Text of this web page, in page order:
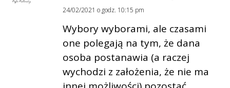
24/02/2021 o godz. 10:15 pm
Wybory wyborami, ale czasami
one polegają na tym, że dana
osoba postanawia (a raczej
wychodzi z założenia, że nie ma